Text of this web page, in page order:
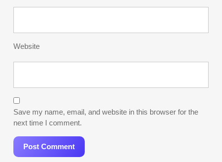
Website
Save my name, email, and website in this browser for the
next time I comment.